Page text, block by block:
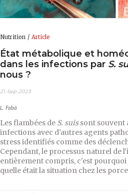
Nutrition Article
État métabolique et
dans les infections par S.
nous ?
21-Sep-2023
L. Fabà
Les flambées de S. suissont souvent
infections avec d'autres agents
stress identifiés comme des
Cependant, le processus naturel de
entièrement compris, c'est
quelle était la situation chez les